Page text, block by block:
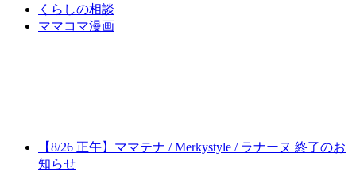
くらしの相談
ママコマ漫画
【8/26 正午】ママテナ / Merkystyle / ラナーヌ 終了のお
知らせ